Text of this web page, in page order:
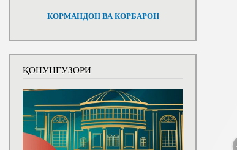
КОРМАНДОН ВА КОРБАРОН
ҚОНУНГУЗОРӢ